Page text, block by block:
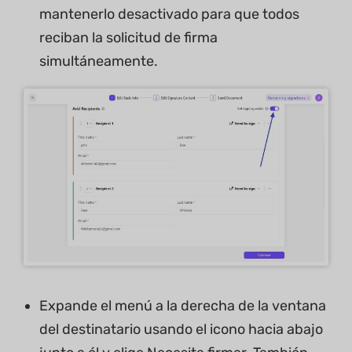
mantenerlo desactivado para que todos
reciban la solicitud de firma
simultáneamente.
Expande el menú a la derecha de la ventana
del destinatario usando el icono hacia abajo